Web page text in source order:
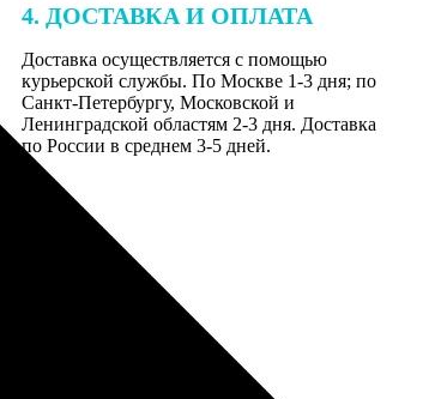
4. ДОСТАВКА И ОПЛАТА
Доставка осуществляется с помощью
курьерской службы. По Москве 1-3 дня; по
Санкт-Петербургу, Московской и
Ленинградской областям 2-3 дня. Доставка
по России в среднем 3-5 дней.